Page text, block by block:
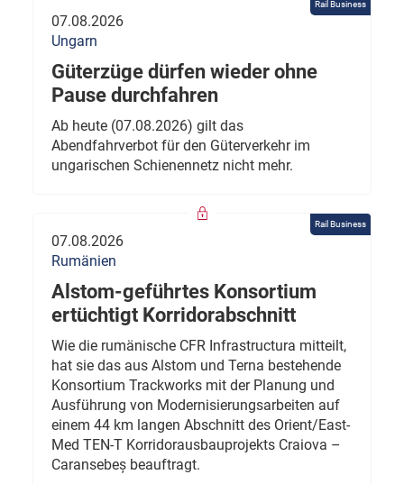
Rail Business
07.08.2026
Ungarn
Güterzüge dürfen wieder ohne
Pause durchfahren
Ab heute (07.08.2026) gilt das
Abendfahrverbot für den Güterverkehr im
ungarischen Schienennetz nicht mehr.
Rail Business
07.08.2026
Rumänien
Alstom-geführtes Konsortium
ertüchtigt Korridorabschnitt
Wie die rumänische CFR Infrastructura mitteilt,
hat sie das aus Alstom und Terna bestehende
Konsortium Trackworks mit der Planung und
Ausführung von Modernisierungsarbeiten auf
einem 44 km langen Abschnitt des Orient/East-
Med TEN-T Korridorausbauprojekts Craiova –
Caransebeș beauftragt.